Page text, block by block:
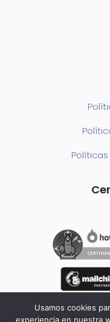
Usamos cookies
experiencia en nuestra